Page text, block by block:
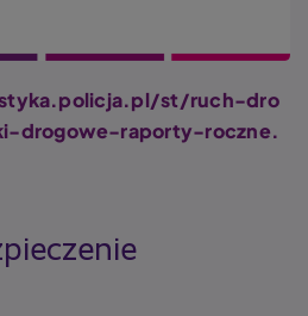
st/ruch-dro
drogowe-raporty-roczne.